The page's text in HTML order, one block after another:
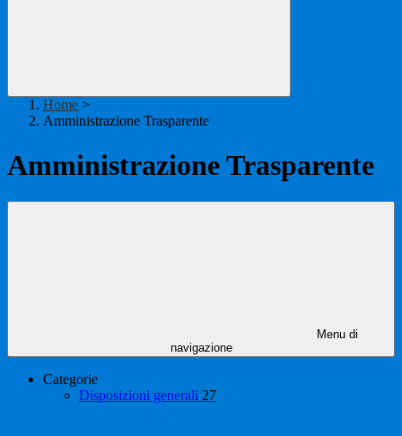
Home >
Amministrazione Trasparente
Amministrazione Trasparente
Menu di
navigazione
Categorie
Disposizioni generali 27